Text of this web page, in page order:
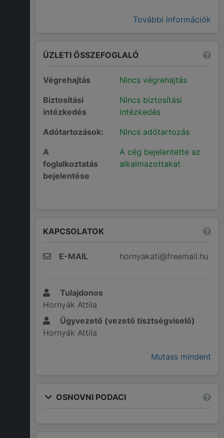
További információk
ÜZLETI ÖSSZEFOGLALÓ
Végrehajtás
Nincs végrehajtás
Biztosítási
intézkedés
Nincs biztosítási
intézkedés
Adótartozások:
Nincs adótartozás
A
foglalkoztatás
bejelentése
A cég bejelentette az
alkalmazottakat
KAPCSOLATOK
E-MAIL hornyakati@freemail.hu
Tulajdonos
Hornyák Attila
Ügyvezető (vezető tisztségviselő)
Hornyák Attila
Mutass mindent
OSNOVNI PODACI